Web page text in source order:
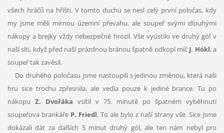
všech hráčů na hřišti. V tomto duchu se nesl celý první poločas, kdy
my jsme měli mírnou územní převahu, ale soupeř svými dlouhými
nákopy a brejky vždy nebezpečně hrozil. Vše vyústilo ve druhý gól v
naší síti, když před naší prázdnou bránou špatně odkopl míč J. Hókl, a
soupeř tak zavěsil.
Do druhého poločasu jsme nastoupili s jedinou změnou, která naši
hru sice trochu zpřesnila, ale vedla pouze k jediné brance. Tu po
nákopu Z. Dvořáka vsítil v 75. minutě po špatném vyběhnutí
soupeřova brankáře P. Friedl. To ale bylo z naší strany vše. Sice jsme
dokázali dát za dalších 5 minut druhý gól, ale ten nám nebyl pro